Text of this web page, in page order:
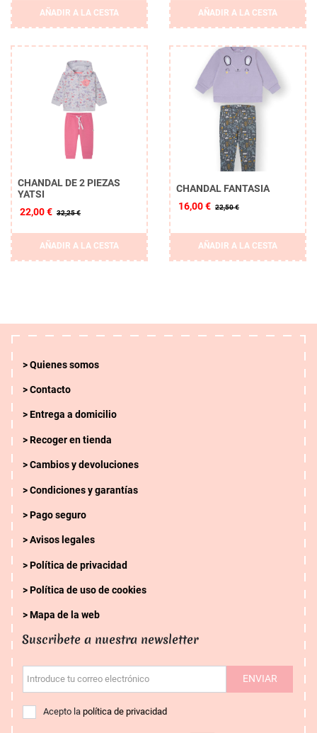
AÑADIR A LA CESTA AÑADIR A LA CESTA
CHANDAL DE 2 PIEZAS
YATSI
22,00 € 32,25 €
AÑADIR A LA CESTA
CHANDAL FANTASIA
16,00 € 22,50 €
AÑADIR A LA CESTA
Quienes somos
Contacto
Entrega a domicilio
Recoger en tienda
Cambios y devoluciones
Condiciones y garantías
Pago seguro
Avisos legales
Política de privacidad
Política de uso de cookies
Mapa de la web
Suscribete a nuestra newsletter
Introduce tu correo electrónico ENVIAR
Acepto lapolítica de privacidad